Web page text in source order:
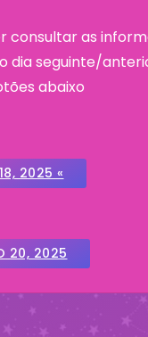
consultar as
dia seguinte/
abaixo
2025 «
20, 2025